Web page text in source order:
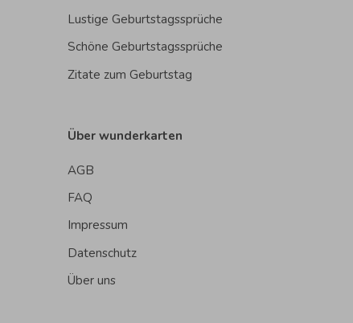
Lustige Geburtstagssprüche
Schöne Geburtstagssprüche
Zitate zum Geburtstag
Über wunderkarten
AGB
FAQ
Impressum
Datenschutz
Über uns